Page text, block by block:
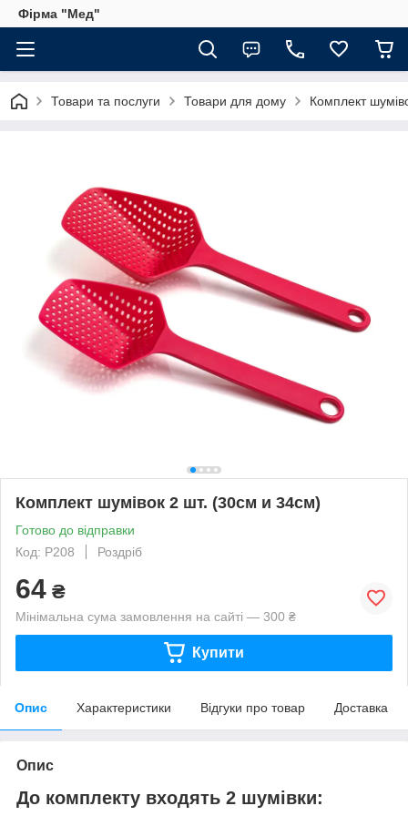
Фірма "Мед"
Товари та послуги Товари для дому Комплект
Комплект шумівок 2 шт. (30см и 34см)
Готово до відправки
Код: P208
Роздріб
64 ₴
Мінімальна сума замовлення на сайті — 300 ₴
Купити
Опис Характеристики Відгуки про товар Доставка
Опис
До комплекту входять 2 шумівки: